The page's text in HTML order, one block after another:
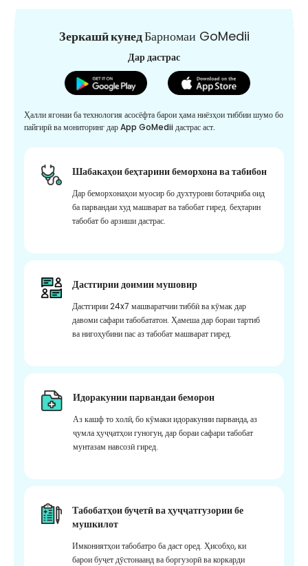
Зеркашӣ кунедБарномаи GoMedii
Дар дастрас
Ҳалли ягонаи ба технология асосёфта барои ҳама ниёзҳои тиббии шумо бо
пайгирӣ ва мониторинг дар App GoMedii дастрас аст.
Шабакаҳои беҳтарини беморхона ва табибон
Дар беморхонаҳои муосир бо духтурони ботаҷриба оид
ба парвандаи худ машварат ва табобат гиред. беҳтарин
табобат бо арзиши дастрас.
Дастгирии доимии мушовир
Дастгирии 24x7 машваратчии тиббӣ ва кӯмак дар
давоми сафари табобататон. Ҳамеша дар бораи тартиб
ва нигоҳубини пас аз табобат машварат гиред.
Идоракунии парвандаи беморон
Аз кашф то холӣ, бо кӯмаки идоракунии парванда, аз
ҷумла ҳуҷҷатҳои гуногун, дар бораи сафари табобат
мунтазам навсозӣ гиред.
Табобатҳои буҷетӣ ва ҳуҷҷатгузории бе
мушкилот
Имкониятҳои табобатро ба даст оред. Ҳисобҳо, ки
барои буҷет дӯстонаанд ва боргузорӣ ва коркарди